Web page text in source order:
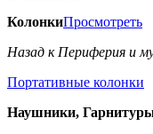
КолонкиПросмотреть
Назад к Периферия и
Портативные колонки
Наушники,